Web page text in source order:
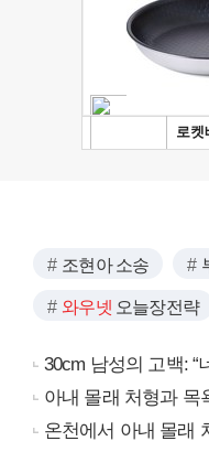
조현아 소송
와우넷 오늘장전략
30cm 남성의 고백: “
아내 몰래 처형과 목
온천에서 아내 몰래